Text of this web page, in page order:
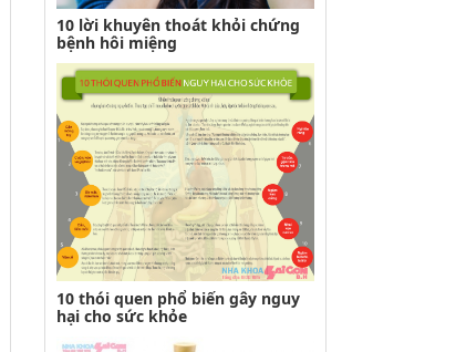
10 lời khuyên thoát khỏi chứng
bệnh hôi miệng
10 thói quen phổ biến gây nguy
hại cho sức khỏe